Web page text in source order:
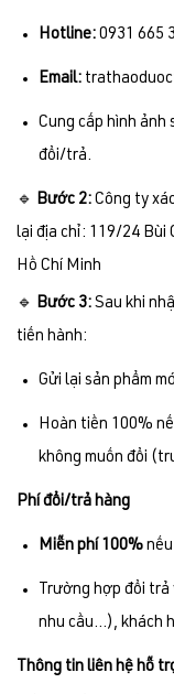
Hotline: 0931 665
Email:
Cung cấp hình ảnh
đổi/trả.
🔹 Bước 2: Công ty
lại địa chỉ: 119/24 Bùi
Hồ Chí Minh
🔹 Bước 3: Sau khi
tiến hành:
Gửi lại sản phẩm
Hoàn tiền 100%
không muốn đổi
Phí đổi/trả hàng
Miễn phí 100%
Trường hợp đổi
nhu cầu...), khách
Thông tin liên hệ hỗ